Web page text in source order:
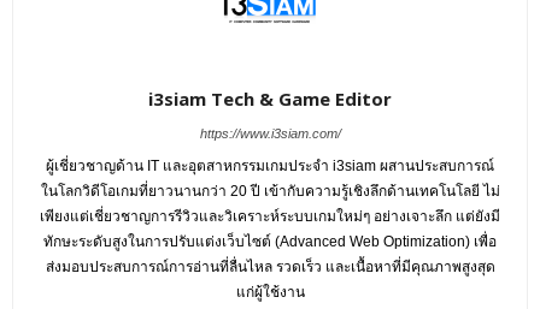
i3siam Tech & Game Editor
https://www.i3siam.com/
ผู้เชี่ยวชาญด้าน IT และอุตสาหกรรมเกมประจำ i3siam ผสานประสบการณ์
ในโลกวิดีโอเกมที่ยาวนานกว่า 20 ปี เข้ากับความรู้เชิงลึกด้านเทคโนโลยี ไม่
เพียงแต่เชี่ยวชาญการรีวิวและวิเคราะห์ระบบเกมใหม่ๆ อย่างเจาะลึก แต่ยังมี
ทักษะระดับสูงในการปรับแต่งเว็บไซต์ (Advanced Web Optimization) เพื่อ
ส่งมอบประสบการณ์การอ่านที่ลื่นไหล รวดเร็ว และเนื้อหาที่มีคุณภาพสูงสุด
แก่ผู้ใช้งาน